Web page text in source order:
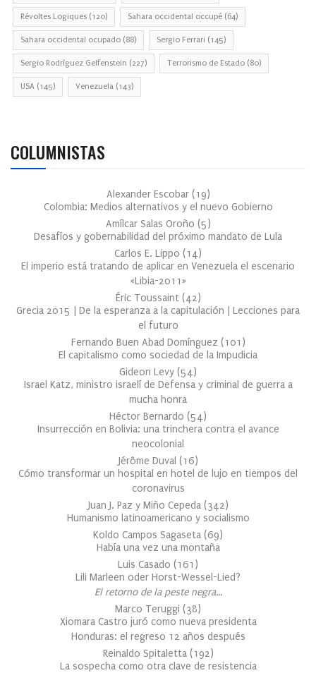
Révoltes Logiques (120) Sahara occidental occupé (64)
Sahara occidental ocupado (88) Sergio Ferrari (145)
Sergio Rodríguez Gelfenstein (227) Terrorismo de Estado (80)
USA (145) Venezuela (143)
COLUMNISTAS
Alexander Escobar (19)
Colombia: Medios alternativos y el nuevo Gobierno
Amílcar Salas Oroño (5)
Desafíos y gobernabilidad del próximo mandato de Lula
Carlos E. Lippo (14)
El imperio está tratando de aplicar en Venezuela el escenario
«Libia-2011»
Éric Toussaint (42)
Grecia 2015 | De la esperanza a la capitulación | Lecciones para
el futuro
Fernando Buen Abad Domínguez (101 )
El capitalismo como sociedad de la Impudicia
Gideon Levy (54)
Israel Katz, ministro israelí de Defensa y criminal de guerra a
mucha honra
Héctor Bernardo (54)
Insurrección en Bolivia: una trinchera contra el avance
neocolonial
Jérôme Duval (16)
Cómo transformar un hospital en hotel de lujo en tiempos del
coronavirus
Juan J. Paz y Miño Cepeda (342)
Humanismo latinoamericano y socialismo
Koldo Campos Sagaseta (69)
Había una vez una montaña
Luis Casado (161 )
Lili Marleen oder Horst-Wessel-Lied?
El retorno de la peste negra…
Marco Teruggi (38)
Xiomara Castro juró como nueva presidenta
Honduras: el regreso 12 años después
Reinaldo Spitaletta (192)
La sospecha como otra clave de resistencia